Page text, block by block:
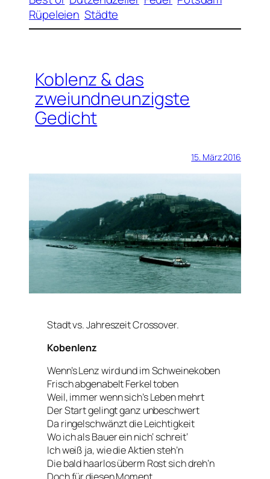
Rüpeleien Städte
Koblenz & das
zweiundneunzigste
Gedicht
15. März 2016
Stadt vs. Jahreszeit Crossover.
Kobenlenz
Wenn’s Lenz wird und im Schweinekoben
Frisch abgenabelt Ferkel toben
Weil, immer wenn sich’s Leben mehrt
Der Start gelingt ganz unbeschwert
Da ringelschwänzt die Leichtigkeit
Wo ich als Bauer ein nich‘ schreit‘
Ich weiß ja, wie die Aktien steh’n
Die bald haarlos überm Rost sich dreh’n